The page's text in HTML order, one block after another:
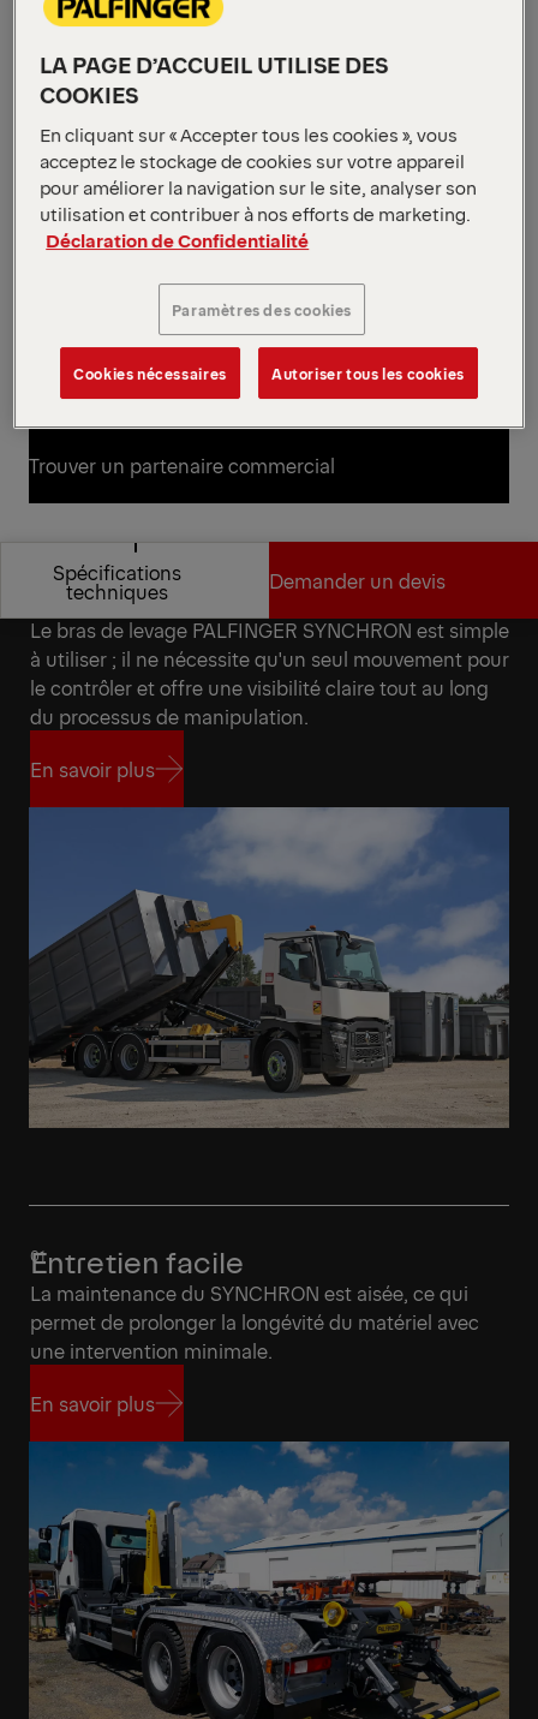
Spécifications clés
Capacité de charge maximale
Longueur de l'équipement 4475 - 5825 mm
Longueur de la benne
Voir toutes les spécifications
L’architecture unique du HC 21 facilite la
manipulation des bennes au moyen d’un seul
mouvement de commande. Ses faibles besoins en
maintenance permettent de contenir les frais de
possession, ce qui en fait un choix idéal pour les
flottes de location et les activités qui impliquent une
rotation fréquente des opérateurs.
Demander un devis
Demander un devis
Trouver un partenaire commercial
Trouver un partenaire commercial
Spécifications
techniques
Spécifications
techniques
Demander un devis
Demander un devis
Manipulation facile
Le bras de levage PALFINGER SYNCHRON est simple
à utiliser ; il ne nécessite qu'un seul mouvement pour
le contrôler et offre une visibilité claire tout au long
du processus de manipulation.
En savoir plus
Entretien facile
La maintenance du SYNCHRON est aisée, ce qui
permet de prolonger la longévité du matériel avec
une intervention minimale.
En savoir plus
En savoir plus
LA PAGE D’ACCUEIL UTILISE DES
COOKIES
En cliquant sur « Accepter tous les cookies », vous
acceptez le stockage de cookies sur votre appareil
pour améliorer la navigation sur le site, analyser son
utilisation et contribuer à nos efforts de marketing.
Déclaration de Confidentialité
Paramètres des cookies
Cookies nécessaires Autoriser tous les cookies